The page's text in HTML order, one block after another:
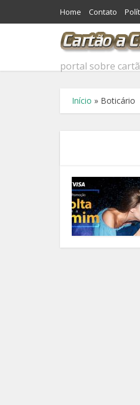
Home Contato
portal sobre
Início » Boticário